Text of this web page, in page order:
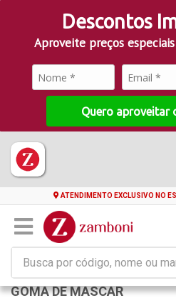
Descontos
Aproveite preços
Quero aproveitar
ATENDIMENTO EXCLUSIVO NO
GOMA DE MASCAR